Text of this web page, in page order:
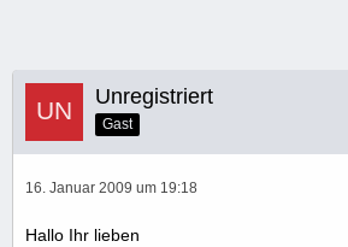
Unregistriert
Gast
16. Januar 2009 um 19:18
Hallo Ihr lieben